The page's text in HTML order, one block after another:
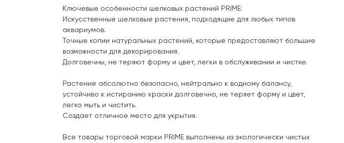
Ключевые особенности шелковых растений PRIME:
Искусственные шелковые растения, подходящие для любых типов
аквариумов.
Точные копии натуральных растений, которые предоставляют большие
возможности для декорирования.
Долговечны, не теряют форму и цвет, легки в обслуживании и чистке.
Растение абсолютно безопасно, нейтрально к водному балансу,
устойчиво к истиранию краски долговечно, не теряет форму и цвет,
легко мыть и чистить.
Создает отличное место для укрытия.
Все товары торговой марки PRIME выполнены из экологически чистых